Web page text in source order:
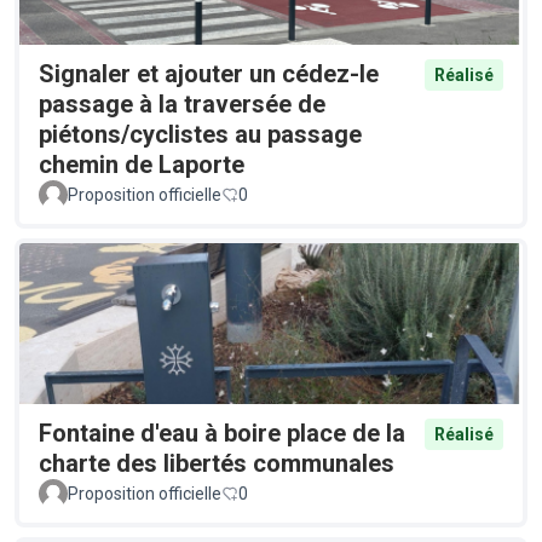
Signaler et ajouter un cédez-le
passage à la traversée de
piétons/cyclistes au passage
chemin de Laporte
Réalisé
Proposition officielle 0
Fontaine d'eau à boire place de la
charte des libertés communales
Réalisé
Proposition officielle 0